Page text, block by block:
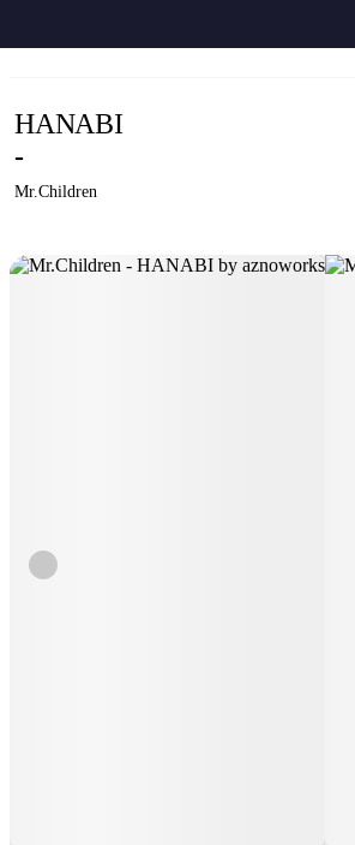
HANABI
-
Mr.Children